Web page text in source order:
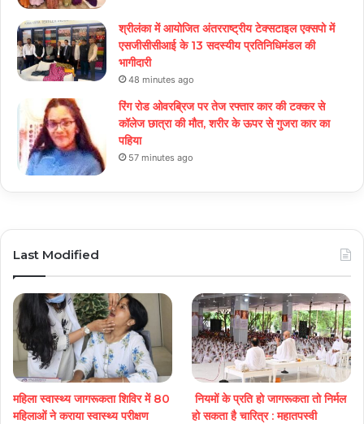
श्रीलंका में आयोजित अंतरराष्ट्रीय टेक्सटाइल एक्सपो में
एसजीसीसीआई के 13 सदस्यीय प्रतिनिधिमंडल की
भागीदारी
48 minutes ago
रिंग रोड ओवरब्रिज पर तेज रफ्तार कार की टक्कर से
कॉलेज छात्रा की मौत, शरीर के ऊपर से गुजरा कार का
पहिया
57 minutes ago
Last Modified
महिला स्वास्थ्य जागरूकता शिविर में 80
महिलाओं ने कराया स्वास्थ्य परीक्षण
नियमों के प्रति हो जागरूकता तो निर्मल
हो सकता है चारित्र : महातपस्वी